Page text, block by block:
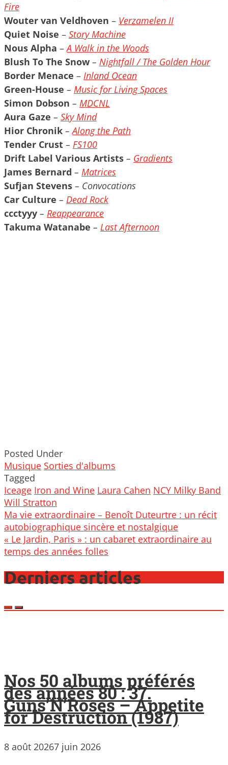
Fire
Wouter van Veldhoven – Verzamelen II
Quiet Noise – Story Machine
Nous Alpha –A Walk in the Woods
Blush To The Snow – Nightfall / The Golden Hour
Border Menace – Inland Ocean
Green-House – Music for Living Spaces
Simon Dobson – MDCNL
Aura Gaze – Sky Mind
Hior Chronik –Along the Path
Tender Crust – FS100
Drift Label Various Artists – Gradients
James Bernard – Matrices
Sufjan Stevens – Convocations
Car Culture – Dead Rock
ccctyyy – Reappearance
Takuma Watanabe – Last Afternoon
Posted Under
Musique Sorties d'albums
Tagged
Iceage Iron and Wine Laura Cahen NCY Milky Band
Will Stratton
Post
navigation
Ma vie extraordinaire – Benoît Duteurtre : un récit
autobiographique sincère et nostalgique
« Le Jardin, Paris » : un cabaret extraordinaire au
temps des années folles
Derniers articles
Nos 50 albums préférés
des années 80 : 37.
Guns’N’Roses – Appetite
for Destruction (1987)
8 août 20267 juin 2026